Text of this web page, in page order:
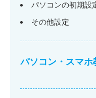
パソコンの初期設
その他設定
パソコン・スマホ